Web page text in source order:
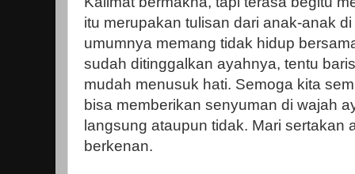
itu merupakan tulisan dari anak-anak
umumnya memang tidak hidup
sudah ditinggalkan ayahnya, tentu
mudah menusuk hati. Semoga kita
bisa memberikan senyuman di wajah
langsung ataupun tidak. Mari sertakan
berkenan.